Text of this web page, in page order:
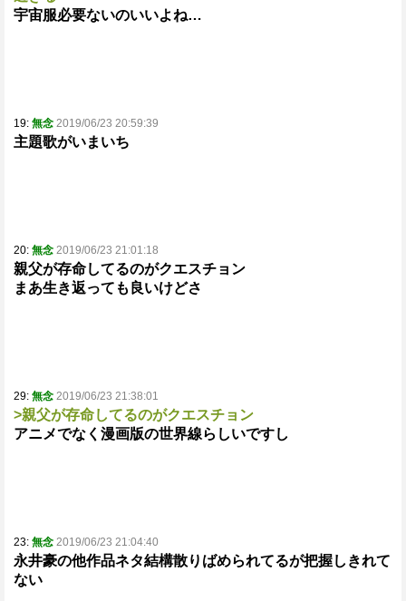
宇宙服必要ないのいいよね…
19: 無念 2019/06/23 20:59:39
主題歌がいまいち
20: 無念 2019/06/23 21:01:18
親父が存命してるのがクエスチョン
まあ生き返っても良いけどさ
29: 無念 2019/06/23 21:38:01
>親父が存命してるのがクエスチョン
アニメでなく漫画版の世界線らしいですし
23: 無念 2019/06/23 21:04:40
永井豪の他作品ネタ結構散りばめられてるが把握しきれて
ない